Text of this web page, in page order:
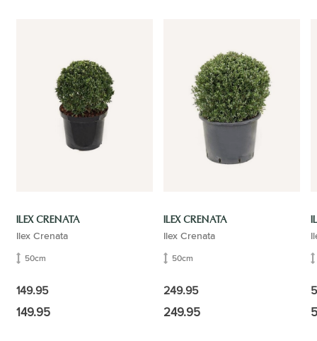
ILEX CRENATA
Ilex Crenata
50cm
149.95
149.95
ILEX CRENATA
Ilex Crenata
50cm
249.95
249.95